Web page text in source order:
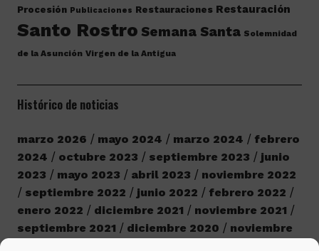
Procesión Publicaciones Restauraciones Restauración
Santo Rostro Semana Santa Solemnidad
de la Asunción Virgen de la Antigua
Histórico de noticias
marzo 2026 mayo 2024 marzo 2024
febrero
2024
octubre 2023 septiembre 2023
junio
2023
mayo 2023 abril 2023
noviembre 2022
septiembre 2022
junio 2022
febrero 2022
enero 2022
diciembre 2021
noviembre 2021
septiembre 2021
diciembre 2020
noviembre